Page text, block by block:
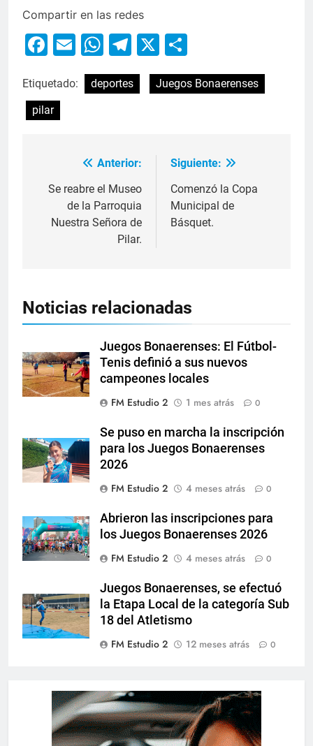
Compartir en las redes
Facebook
EmailWhatsApp
Telegram
X
Etiquetado: deportes
Juegos Bonaerenses
pilar
Anterior:
Se reabre el Museo
de la Parroquia
Nuestra Señora de
Pilar.
Siguiente:
Comenzó la Copa
Municipal de
Básquet.
Noticias relacionadas
Juegos Bonaerenses: El Fútbol-
Tenis definió a sus nuevos
campeones locales
FM Estudio 2
1 mes atrás 0
Se puso en marcha la inscripción
para los Juegos Bonaerenses
2026
FM Estudio 2
4 meses atrás 0
Abrieron las inscripciones para
los Juegos Bonaerenses 2026
FM Estudio 2
4 meses atrás 0
Juegos Bonaerenses, se efectuó
la Etapa Local de la categoría Sub
18 del Atletismo
FM Estudio 2
12 meses atrás 0